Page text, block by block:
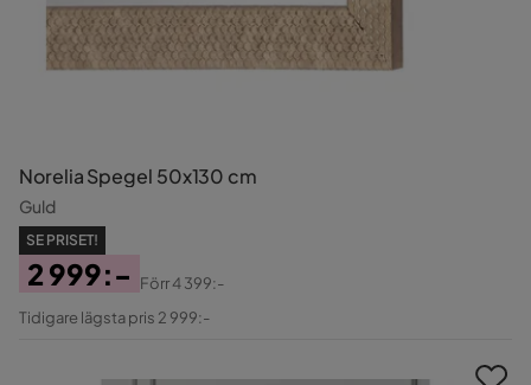
Norelia Spegel 50x130 cm
Guld
SE PRISET!
Pris
2 999:-
Original
Förr4 399:-
Tidigare lägsta pris 2 999:-